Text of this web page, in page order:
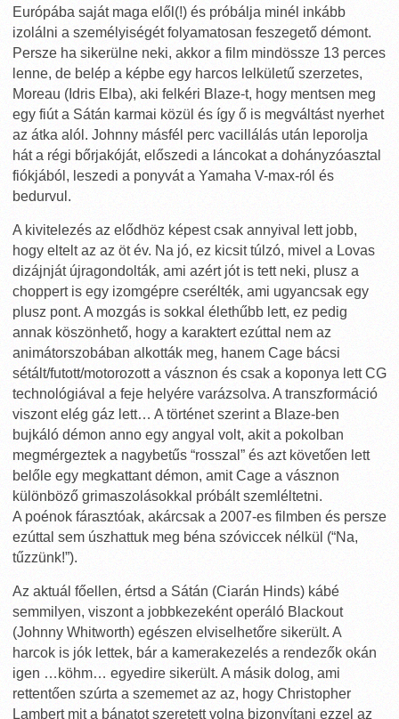
Európába saját maga elől(!) és próbálja minél inkább
izolálni a személyiségét folyamatosan feszegető démont.
Persze ha sikerülne neki, akkor a film mindössze 13 perces
lenne, de belép a képbe egy harcos lelkületű szerzetes,
Moreau (Idris Elba), aki felkéri Blaze-t, hogy mentsen meg
egy fiút a Sátán karmai közül és így ő is megváltást nyerhet
az átka alól. Johnny másfél perc vacillálás után leporolja
hát a régi bőrjakóját, előszedi a láncokat a dohányzóasztal
fiókjából, leszedi a ponyvát a Yamaha V-max-ról és
bedurvul.
A kivitelezés az elődhöz képest csak annyival lett jobb,
hogy eltelt az az öt év. Na jó, ez kicsit túlzó, mivel a Lovas
dizájnját újragondolták, ami azért jót is tett neki, plusz a
choppert is egy izomgépre cserélték, ami ugyancsak egy
plusz pont. A mozgás is sokkal élethűbb lett, ez pedig
annak köszönhető, hogy a karaktert ezúttal nem az
animátorszobában alkották meg, hanem Cage bácsi
sétált/futott/motorozott a vásznon és csak a koponya lett CG
technológiával a feje helyére varázsolva. A transzformáció
viszont elég gáz lett… A történet szerint a Blaze-ben
bujkáló démon anno egy angyal volt, akit a pokolban
megmérgeztek a nagybetűs “rosszal” és azt követően lett
belőle egy megkattant démon, amit Cage a vásznon
különböző grimaszolásokkal próbált szemléltetni.
A poénok fárasztóak, akárcsak a 2007-es filmben és persze
ezúttal sem úszhattuk meg béna szóviccek nélkül (“Na,
tűzzünk!”).
Az aktuál főellen, értsd a Sátán (Ciarán Hinds) kábé
semmilyen, viszont a jobbkezeként operáló Blackout
(Johnny Whitworth) egészen elviselhetőre sikerült. A
harcok is jók lettek, bár a kamerakezelés a rendezők okán
igen …köhm… egyedire sikerült. A másik dolog, ami
rettentően szúrta a szememet az az, hogy Christopher
Lambert mit a bánatot szeretett volna bizonyítani ezzel az